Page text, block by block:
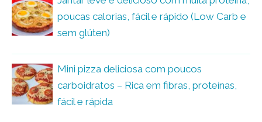
poucas calorias, fácil e rápido (Low Carb e
sem glúten)
Mini pizza deliciosa com poucos
carboidratos – Rica em fibras, proteínas,
fácil e rápida